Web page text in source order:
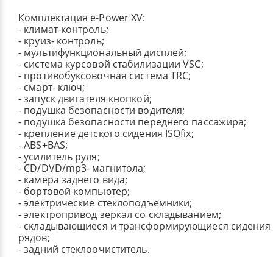
Комплектация e-Power XV:
- климат-контроль;
- круиз- контроль;
- мультифункциональный дисплей;
- система курсовой стабилизации VSC;
- противобуксовочная система TRC;
- смарт- ключ;
- запуск двигателя кнопкой;
- подушка безопасности водителя;
- подушка безопасности переднего пассажира;
- крепление детского сидения ISOfix;
- ABS+BAS;
- усилитель руля;
- CD/DVD/mp3- магнитола;
- камера заднего вида;
- бортовой компьютер;
- электрические стеклоподъемники;
- электропривод зеркал со складыванием;
- складывающиеся и трансформирующиеся сидения
рядов;
- задний стеклоочиститель.